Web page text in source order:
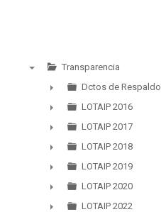
Transparencia
►
Dctos de Respaldo
►
LOTAIP 2016
►
LOTAIP 2017
►
LOTAIP 2018
►
LOTAIP 2019
►
LOTAIP 2020
LOTAIP 2022